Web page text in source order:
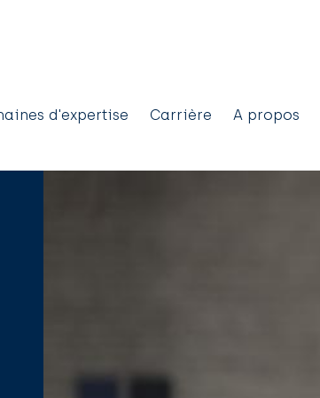
d'expertise Carrière A propos